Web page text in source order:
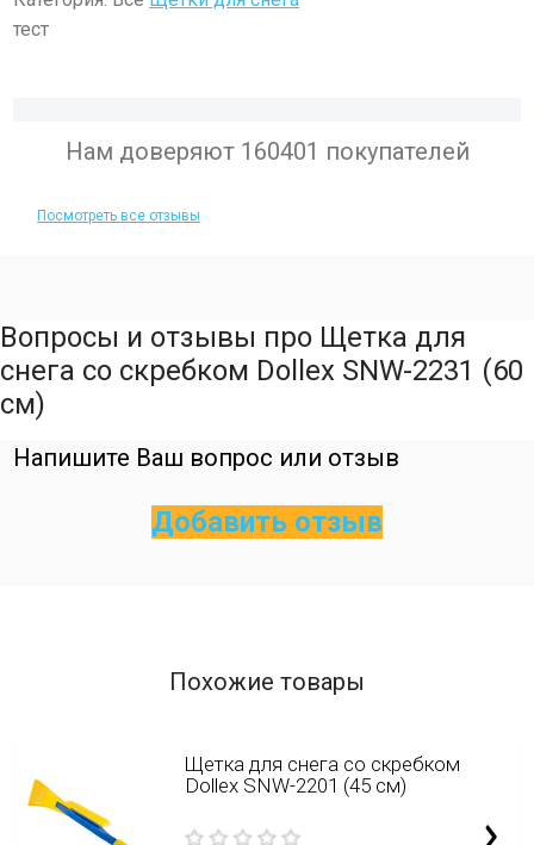
тест
Нам доверяют 160401 покупателей
Посмотреть все отзывы
Вопросы и отзывы про Щетка для
снега со скребком Dollex SNW-2231 (60
см)
Напишите Ваш вопрос или отзыв
Добавить отзыв
Похожие товары
Щетка для снега со скребком
Dollex SNW-2201 (45 см)